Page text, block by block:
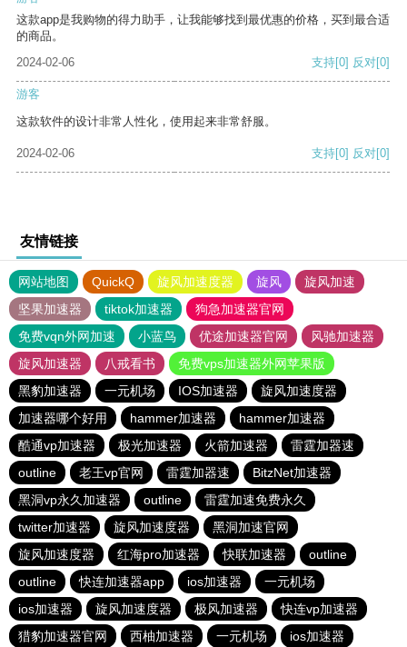
这款app是我购物的得力助手，让我能够找到最优惠的价格，买到最合适
的商品。
2024-02-06
支持[0] 反对[0]
游客
这款软件的设计非常人性化，使用起来非常舒服。
2024-02-06 支持[0] 反对[0]
友情链接
网站地图 QuickQ 旋风加速度器 旋风
旋风加速
坚果加速器
tiktok加速器
狗急加速器官网
免费vqn外网加速
小蓝鸟 优途加速器官网
风驰加速器
旋风加速器
八戒看书
免费vps加速器外网苹果版
黑豹加速器
一元机场 IOS加速器
旋风加速度器
加速器哪个好用
hammer加速器
hammer加速器
酷通vp加速器
极光加速器 火箭加速器
雷霆加器速
outline
老王vp官网 雷霆加器速
BitzNet加速器
黑洞vp永久加速器
outline
雷霆加速免费永久
twitter加速器
旋风加速度器
黑洞加速官网
旋风加速度器
红海pro加速器 快联加速器
outline
outline
快连加速器app ios加速器
一元机场
ios加速器
旋风加速度器 极风加速器
快连vp加速器
猎豹加速器官网
西柚加速器 一元机场 ios加速器